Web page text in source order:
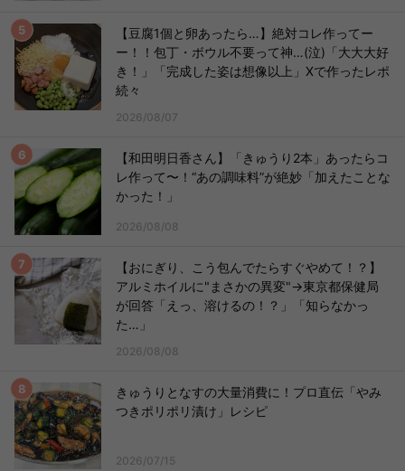
【豆腐1個と卵あったら…】絶対コレ作ってー
ー！！包丁・ボウル不要って神…(泣)「大大大好
き！」「完成した姿は想像以上」Xで作ったレポ
続々
2026/08/07
【和田明日香さん】「きゅうり2本」あったらコ
レ作って〜！“あの調味料”が絶妙「加えたことな
かった！」
2026/08/08
【おにぎり、こう包んでたらすぐやめて！？】
アルミホイルに"まさかの異変"→東京都保健局
が回答「えっ、溶けるの！？」「知らなかっ
た…」
2026/08/08
きゅうりとなすの大量消費に！プロ直伝「やみ
つきポリポリ漬け」レシピ
2026/07/15